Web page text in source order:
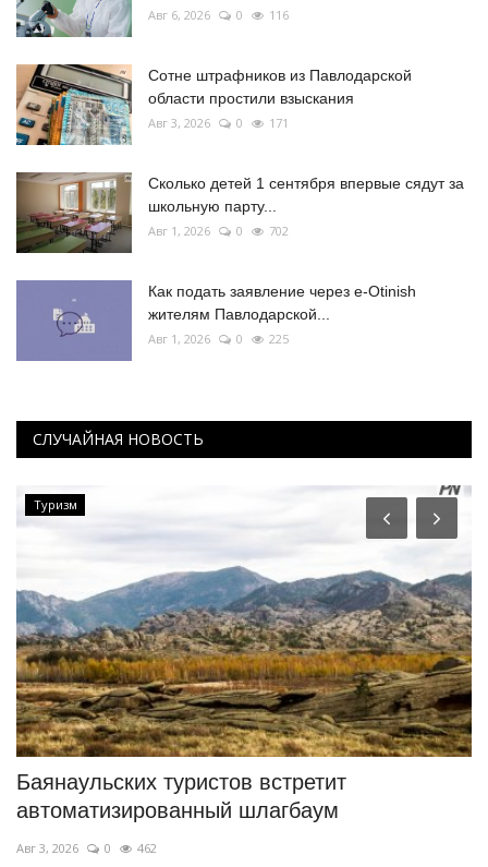
Авг 6, 2026 0 116
Сотне штрафников из Павлодарской
области простили взыскания
Авг 3, 2026 0 171
Сколько детей 1 сентября впервые сядут за
школьную парту...
Авг 1, 2026 0 702
Как подать заявление через e-Otinish
жителям Павлодарской...
Авг 1, 2026 0 225
СЛУЧАЙНАЯ НОВОСТЬ
Туризм
Баянаульских туристов встретит
автоматизированный шлагбаум
Авг 3, 2026 0 462